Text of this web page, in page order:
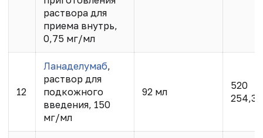
раствора для
приема внутрь,
0,75 мг/мл
12
Ланаделумаб,
раствор для
подкожного
введения, 150
мг/мл
92 мл
520
254,35